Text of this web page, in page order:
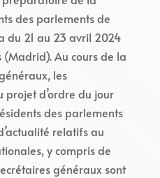
des parlements de
du 21 au 23 avril 2024
(Madrid). Au cours de la
les
d’ordre du jour
des parlements
relatifs au
y compris de
généraux sont